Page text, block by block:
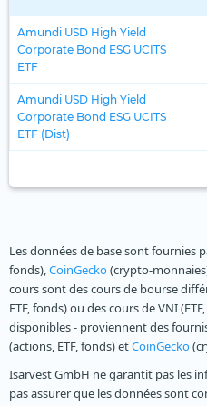
Amundi USD High Yield
Corporate Bond ESG UCITS
ETF
Amundi USD High Yield
Corporate Bond ESG UCITS
ETF (Dist)
Les données de base sont fournies
fonds),CoinGecko(crypto-
cours sont des cours de bourse
ETF, fonds) ou des cours de VNI
disponibles - proviennent des
(actions, ETF, fonds) etCoinGecko
Isarvest GmbH ne garantit pas les
pas assurer que les données sont